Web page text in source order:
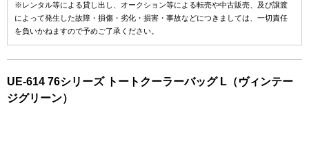
※レンタル等による貸し出し、オークション等による転売や中古販売、及び譲渡
によって発生した故障・損傷・劣化・損害・事故などにつきましては、一切責任
を負いかねますので予めご了承ください。
UE-614 76シリーズ トートクーラーバッグ L（ヴィンテー
ジグリーン）